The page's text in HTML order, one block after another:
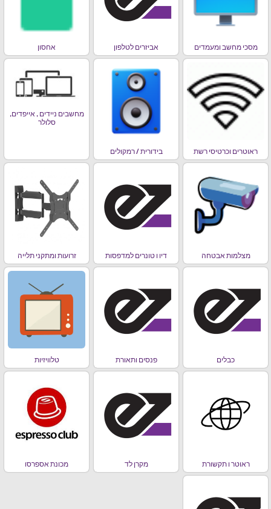
מסכי מחשב ומעמדים אביזרים לטלפון אחסון
ראוטרים וכרטיסי רשת בידורית / רמקולים
מחשבים ניידים , אייפדים,
סלולר
מצלמות אבטחה דיו ו טונרים למדפסות זרועות ומתקני תלייה
כבלים פנסים ותאורת טלוויזיות
ראוטר ו תקשורת מקרן לד מכונת אספרסו